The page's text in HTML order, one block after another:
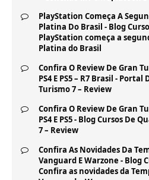
PlayStation Começa A
Platina Do Brasil - Blog
PlayStation começa a
Platina do Brasil
Confira O Review De Gran
PS4 E PS5 – R7 Brasil -
Turismo 7 – Review
Confira O Review De Gran
PS4 E PS5 - Blog Cursos De
7 – Review
Confira As Novidades Da
Vanguard E Warzone - Blog
Confira as novidades da